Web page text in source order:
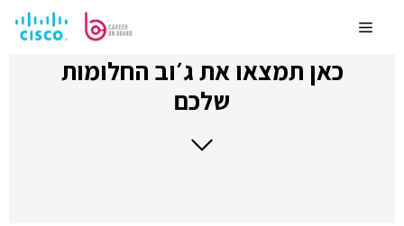
לתוכןMenu
כאן תמצאו את ג׳וב החלומות
שלכם